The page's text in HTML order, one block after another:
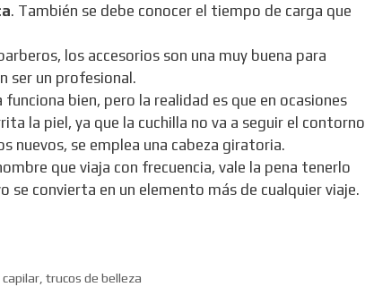
. También se debe conocer el tiempo de carga que
los accesorios son una muy buena para
ser un profesional.
funciona bien, pero la realidad es que en ocasiones
la piel, ya que la cuchilla no va a seguir el contorno
nuevos, se emplea una cabeza giratoria.
que viaja con frecuencia, vale la pena tenerlo
se convierta en un elemento más de cualquier viaje.
, trucos de belleza